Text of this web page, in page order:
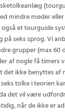
mindre møder
et tourguide
seks sprog. Vi
grupper (max 60
af nogle få timers
det ikke benyttes af
tolke i teorien
det vil være
når de ikke er